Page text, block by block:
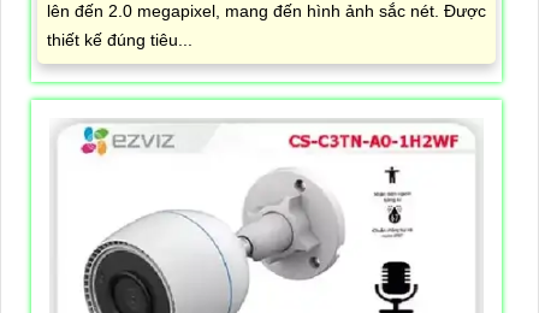
lên đến 2.0 megapixel, mang đến hình ảnh sắc nét. Được
thiết kế đúng tiêu...